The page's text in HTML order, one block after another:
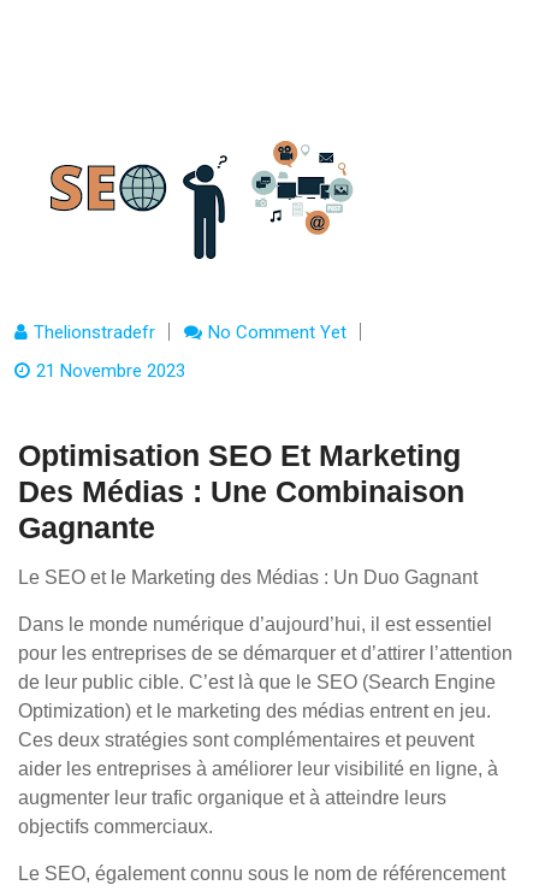
Thelionstradefr
No Comment Yet
21 Novembre 2023
Optimisation SEO Et Marketing
Des Médias : Une Combinaison
Gagnante
Le SEO et le Marketing des Médias : Un Duo Gagnant
Dans le monde numérique d’aujourd’hui, il est essentiel
pour les entreprises de se démarquer et d’attirer l’attention
de leur public cible. C’est là que le SEO (Search Engine
Optimization) et le marketing des médias entrent en jeu.
Ces deux stratégies sont complémentaires et peuvent
aider les entreprises à améliorer leur visibilité en ligne, à
augmenter leur trafic organique et à atteindre leurs
objectifs commerciaux.
Le SEO, également connu sous le nom de référencement